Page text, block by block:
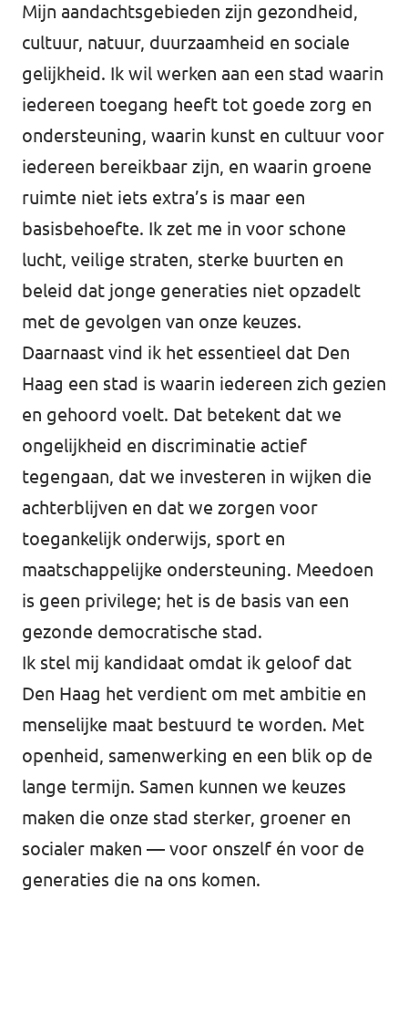
Mijn aandachtsgebieden zijn gezondheid,
cultuur, natuur, duurzaamheid en sociale
gelijkheid. Ik wil werken aan een stad waarin
iedereen toegang heeft tot goede zorg en
ondersteuning, waarin kunst en cultuur voor
iedereen bereikbaar zijn, en waarin groene
ruimte niet iets extra’s is maar een
basisbehoefte. Ik zet me in voor schone
lucht, veilige straten, sterke buurten en
beleid dat jonge generaties niet opzadelt
met de gevolgen van onze keuzes.
Daarnaast vind ik het essentieel dat Den
Haag een stad is waarin iedereen zich gezien
en gehoord voelt. Dat betekent dat we
ongelijkheid en discriminatie actief
tegengaan, dat we investeren in wijken die
achterblijven en dat we zorgen voor
toegankelijk onderwijs, sport en
maatschappelijke ondersteuning. Meedoen
is geen privilege; het is de basis van een
gezonde democratische stad.
Ik stel mij kandidaat omdat ik geloof dat
Den Haag het verdient om met ambitie en
menselijke maat bestuurd te worden. Met
openheid, samenwerking en een blik op de
lange termijn. Samen kunnen we keuzes
maken die onze stad sterker, groener en
socialer maken — voor onszelf én voor de
generaties die na ons komen.